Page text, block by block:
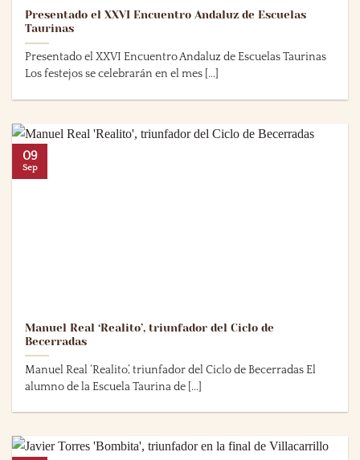
Presentado el XXVI Encuentro Andaluz de Escuelas
Taurinas
Presentado el XXVI Encuentro Andaluz de Escuelas Taurinas
Los festejos se celebrarán en el mes [...]
Manuel Real ‘Realito’, triunfador del Ciclo de
Becerradas
Manuel Real ‘Realito’, triunfador del Ciclo de Becerradas El
alumno de la Escuela Taurina de [...]
09
Sep